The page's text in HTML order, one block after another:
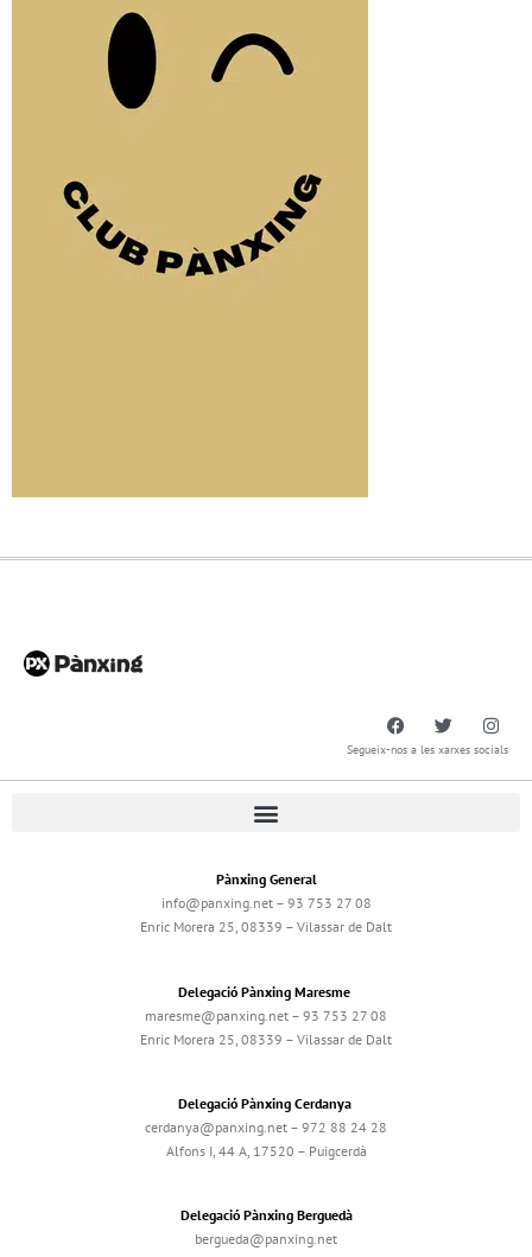
Segueix-nos a les xarxes socials
Pànxing General
info@panxing.net – 93 753 27 08
Enric Morera 25, 08339 – Vilassar de Dalt
Delegació Pànxing Maresme
maresme@panxing.net – 93 753 27 08
Enric Morera 25, 08339 – Vilassar de Dalt
Delegació Pànxing Cerdanya
cerdanya@panxing.net – 972 88 24 28
Alfons I, 44 A, 17520 – Puigcerdà
Delegació Pànxing Berguedà
bergueda@panxing.net